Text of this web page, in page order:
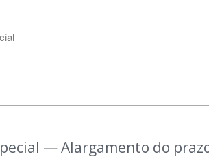
— Alargamento do